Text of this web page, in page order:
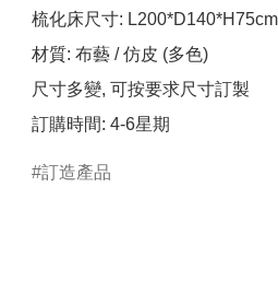
梳化床尺寸: L200*D140*H75cm
材質: 布藝 / 仿皮 (多色)
尺寸多變, 可按要求尺寸訂製
訂購時間: 4-6星期
訂造產品